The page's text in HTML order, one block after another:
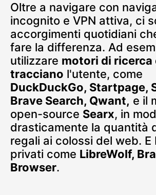
Oltre a navigare con
incognito e VPN attiva, ci
accorgimenti quotidiani
fare la differenza. Ad
utilizzare motori di ricerca
tracciano l'utente, come
DuckDuckGo, Startpage,
Brave Search, Qwant, e il
open-source Searx, in
drasticamente la quantità
regali ai colossi del web. E
privati come LibreWolf,
Browser.